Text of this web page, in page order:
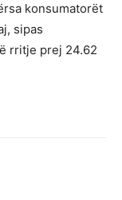
konsumatorët
sipas
rritje prej 24.62